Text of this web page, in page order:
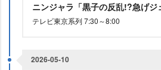
ニンジャラ「黒子の反乱!?急げジ
テレビ東京系列 7:30～8:00
2026-05-10